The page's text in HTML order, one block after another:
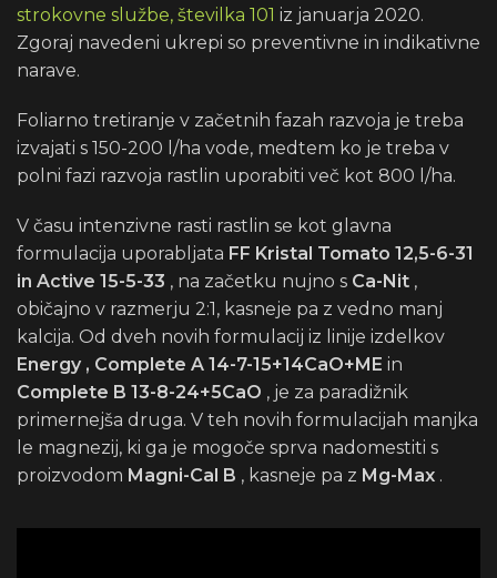
strokovne službe, številka 101 iz januarja 2020.
Zgoraj navedeni ukrepi so preventivne in indikativne
narave.
Foliarno tretiranje v začetnih fazah razvoja je treba
izvajati s 150-200 l/ha vode, medtem ko je treba v
polni fazi razvoja rastlin uporabiti več kot 800 l/ha.
V času intenzivne rasti rastlin se kot glavna
formulacija uporabljata FF Kristal Tomato 12,5-6-31
in Active 15-5-33 , na začetku nujno s Ca-Nit ,
običajno v razmerju 2:1, kasneje pa z vedno manj
kalcija. Od dveh novih formulacij iz linije izdelkov
Energy , Complete A 14-7-15+14CaO+ME in
Complete B 13-8-24+5CaO , je za paradižnik
primernejša druga. V teh novih formulacijah manjka
le magnezij, ki ga je mogoče sprva nadomestiti s
proizvodom Magni-Cal B , kasneje pa z Mg-Max .